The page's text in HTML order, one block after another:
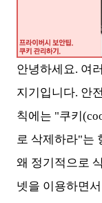
안녕하세요. 여
지기입니다. 안
칙에는 "쿠키
로 삭제하라"는
왜 정기적으로
넷을 이용하면